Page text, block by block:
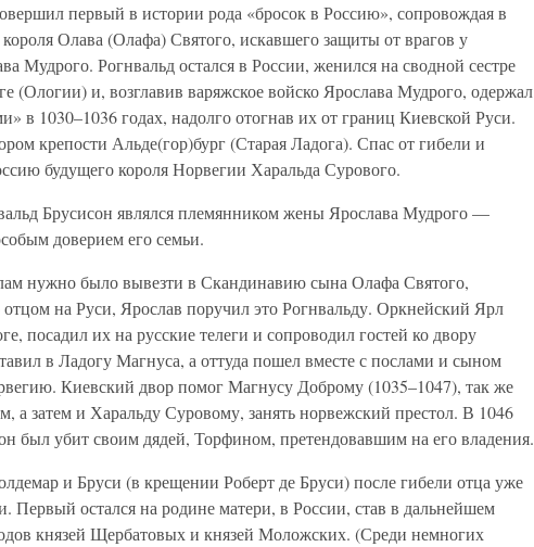
первый в истории рода «бросок в Россию», сопровождая в
Олава (Олафа) Святого, искавшего защиты от врагов у
Мудрого. Рогнвальд остался в России, женился на сводной сестре
(Ологии) и, возглавив варяжское войско Ярослава Мудрого, одержал
в 1030–1036 годах, надолго отогнав их от границ Киевской Руси.
крепости Альде(гор)бург (Старая Ладога). Спас от гибели и
будущего короля Норвегии Харальда Сурового.
Брусисон являлся племянником жены Ярослава Мудрого —
доверием его семьи.
нужно было вывезти в Скандинавию сына Олафа Святого,
на Руси, Ярослав поручил это Рогнвальду. Оркнейский Ярл
посадил их на русские телеги и сопроводил гостей ко двору
в Ладогу Магнуса, а оттуда пошел вместе с послами и сыном
Киевский двор помог Магнусу Доброму (1035–1047), так же
а затем и Харальду Суровому, занять норвежский престол. В 1046
был убит своим дядей, Торфином, претендовавшим на его владения.
и Бруси (в крещении Роберт де Бруси) после гибели отца уже
Первый остался на родине матери, в России, став в дальнейшем
князей Щербатовых и князей Моложских. (Среди немногих